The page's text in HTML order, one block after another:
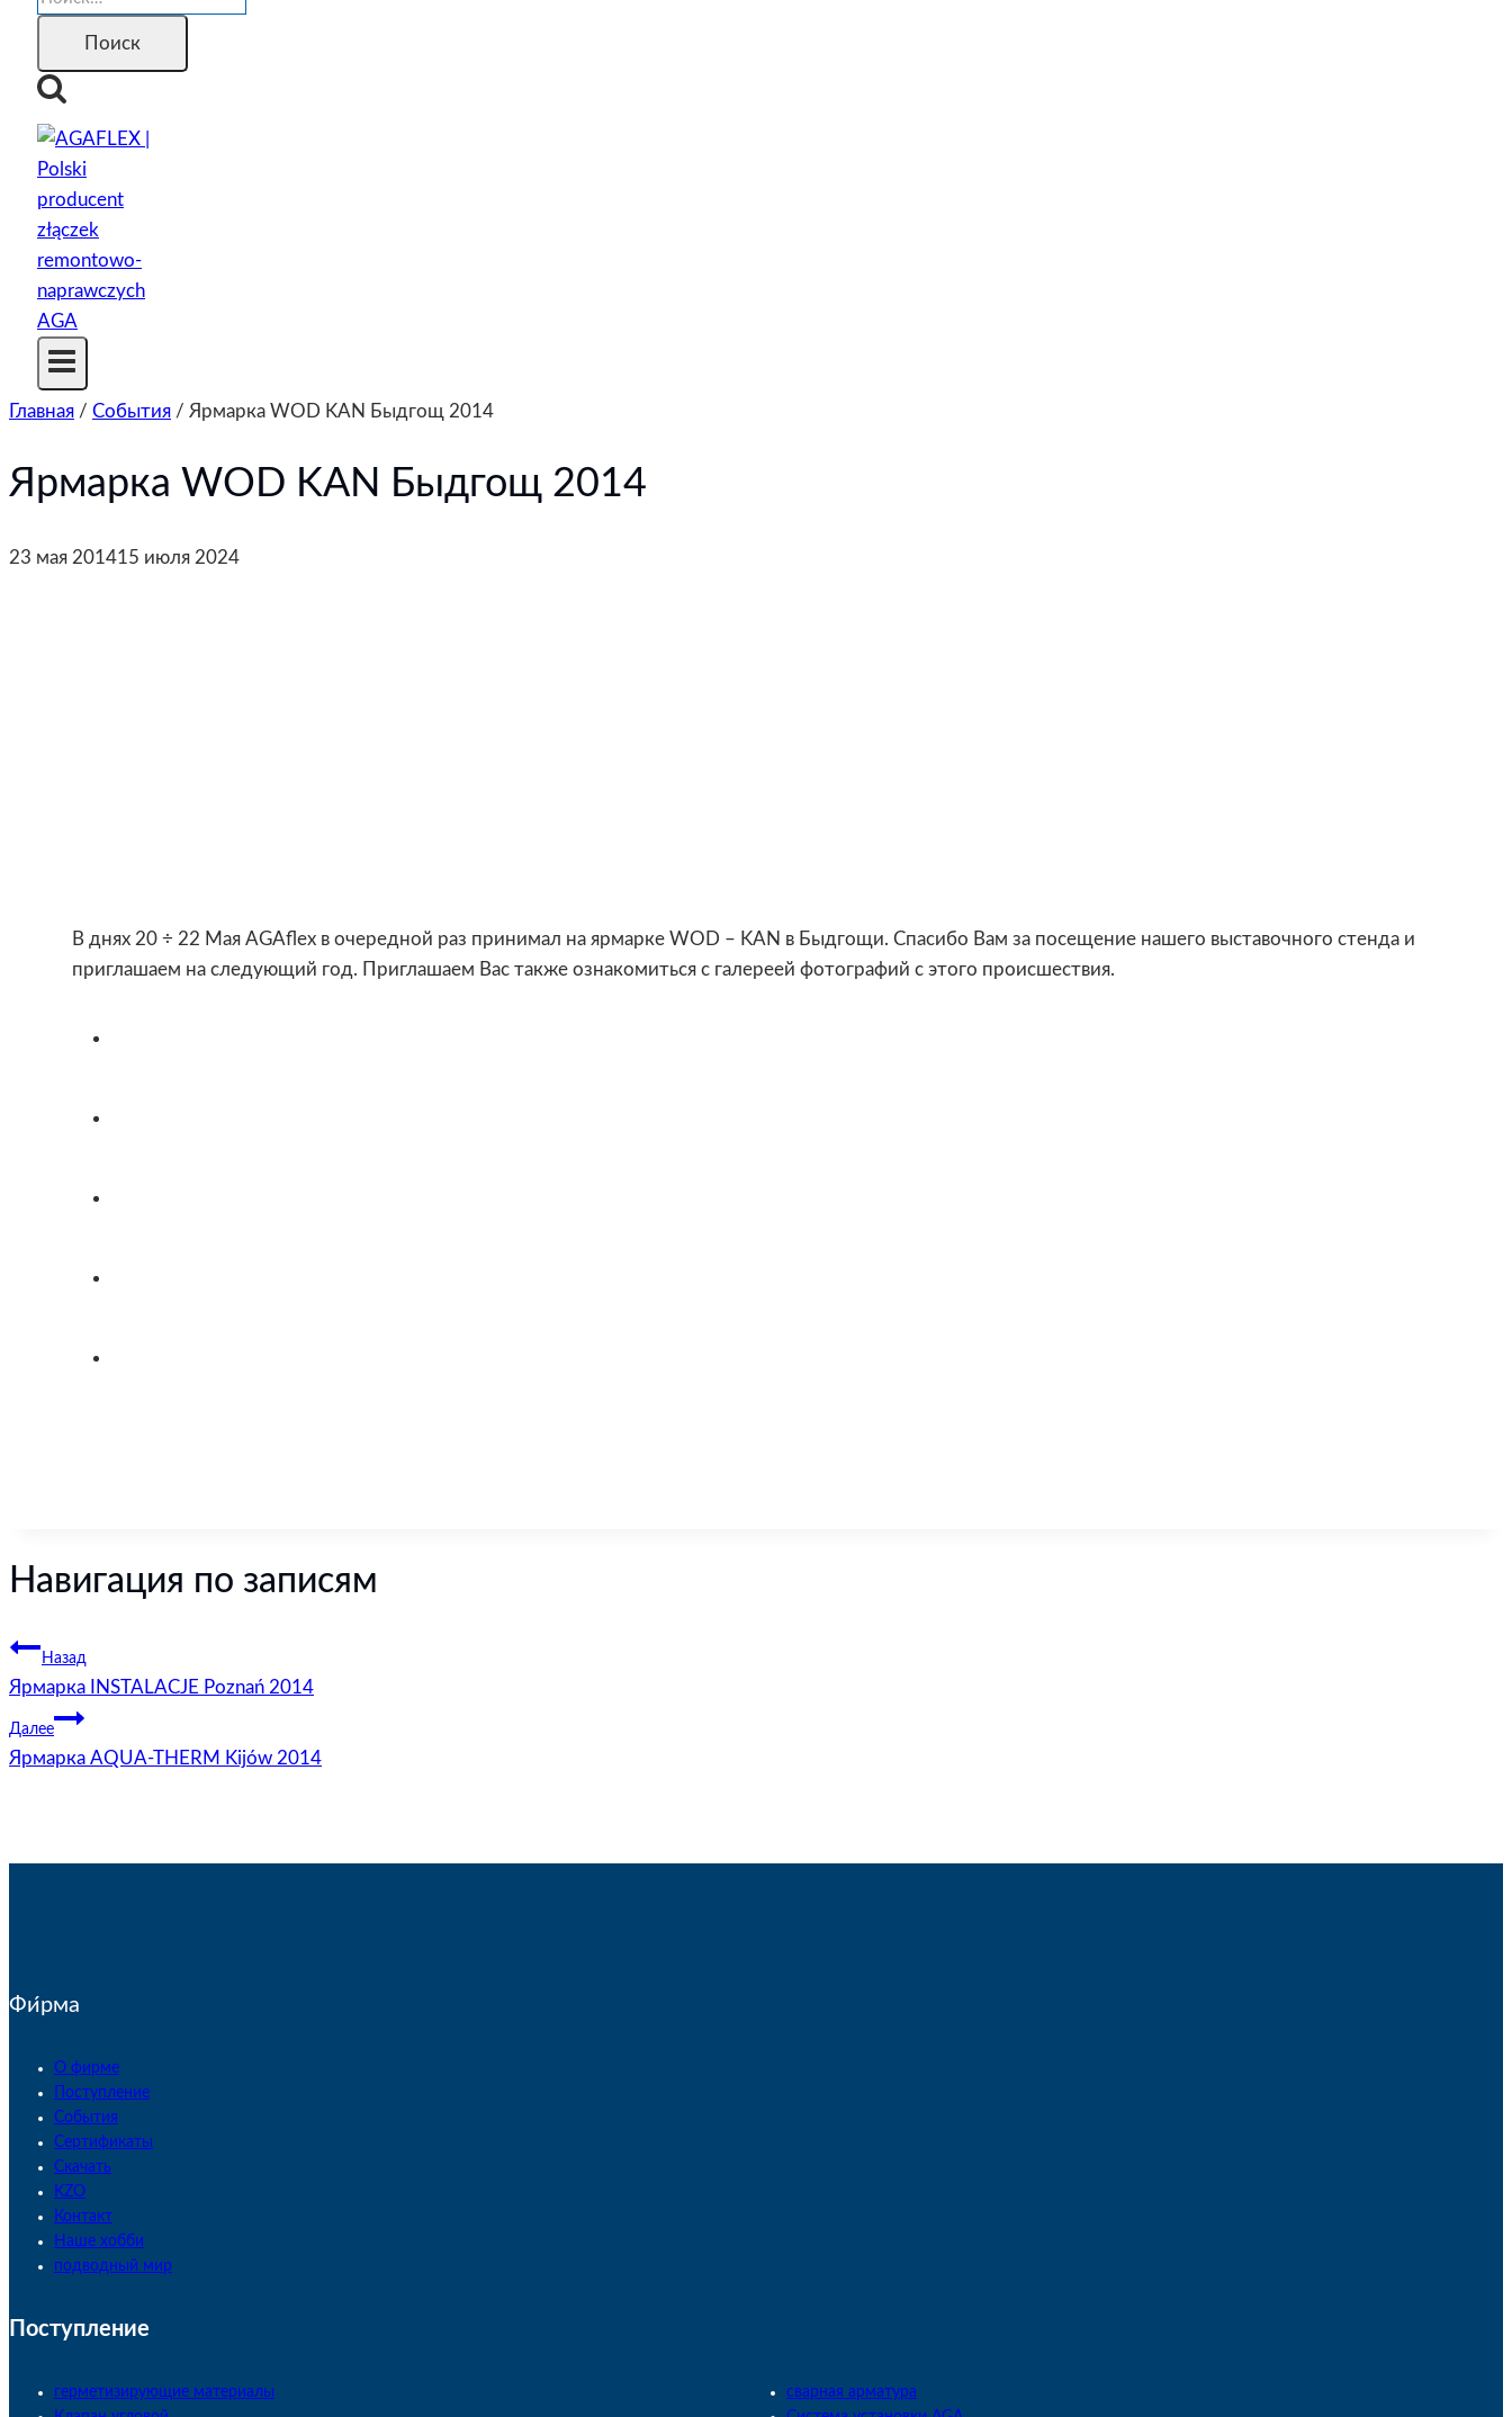
Главная / События / Ярмарка WOD KAN Быдгощ 2014
Ярмарка WOD KAN Быдгощ 2014
23 мая 201415 июля 2024
В днях 20 ÷ 22 Мая AGAflex в очередной раз принимал на ярмарке WOD – KAN в Быдгощи. Спасибо Вам за посещение нашего выставочного стенда и
приглашаем на следующий год. Приглашаем Вас также ознакомиться с галереей фотографий с этого происшествия.
Навигация по записям
Назад
Ярмарка INSTALACJE Poznań 2014
Далее
Ярмарка AQUA-THERM Kijów 2014
Фи́рма
О фирме
Поступление
События
Сертификаты
Скачать
KZO
Контакт
Наше хобби
подводный мир
Поступление
герметизирующие материалы
сварная арматура